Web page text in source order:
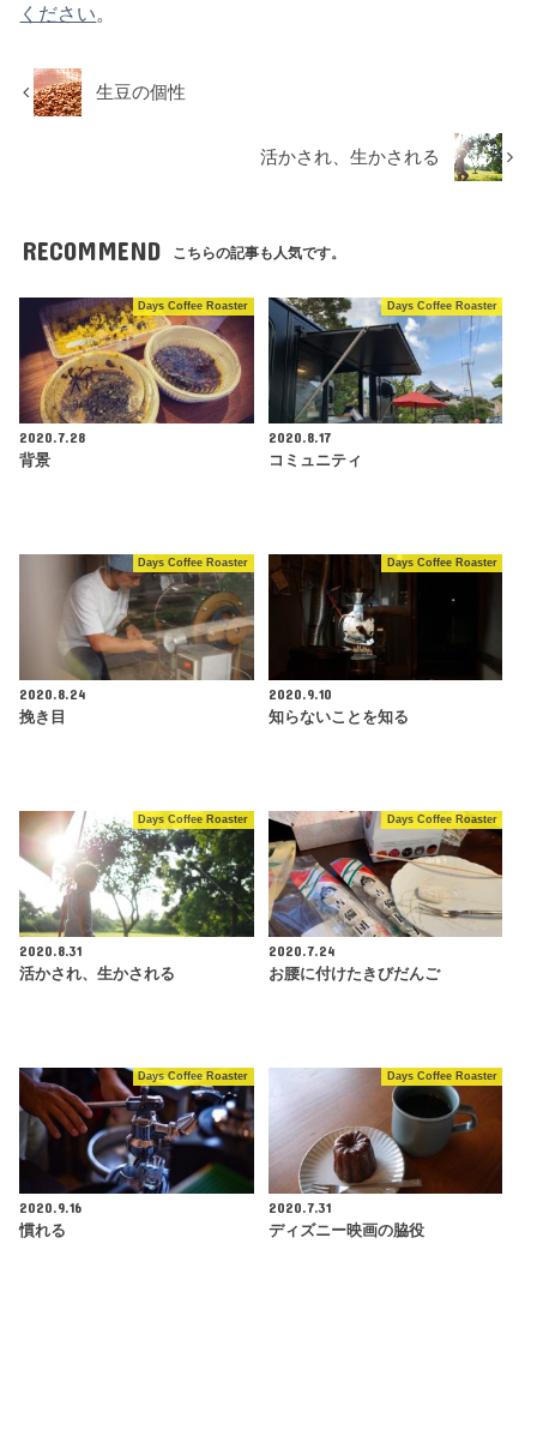
ください。
生豆の個性
活かされ、生かされる
RECOMMEND こちらの記事も人気です。
Days Coffee Roaster
2020.7.28
背景
Days Coffee Roaster
2020.8.17
コミュニティ
Days Coffee Roaster
2020.8.24
挽き目
Days Coffee Roaster
2020.9.10
知らないことを知る
Days Coffee Roaster
2020.8.31
活かされ、生かされる
Days Coffee Roaster
2020.7.24
お腰に付けたきびだんご
Days Coffee Roaster
2020.9.16
慣れる
Days Coffee Roaster
2020.7.31
ディズニー映画の脇役